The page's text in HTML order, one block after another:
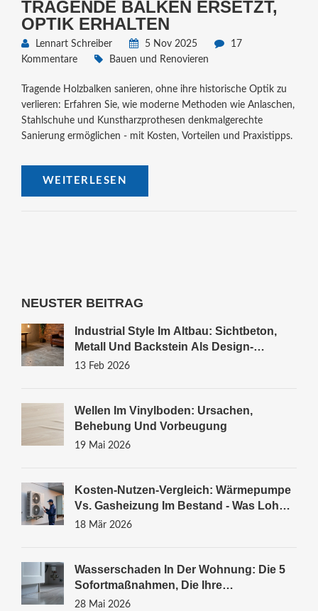
TRAGENDE BALKEN ERSETZT,
OPTIK ERHALTEN
Lennart Schreiber 5 Nov 2025
17
Kommentare
Bauen und Renovieren
Tragende Holzbalken sanieren, ohne ihre historische Optik zu
verlieren: Erfahren Sie, wie moderne Methoden wie Anlaschen,
Stahlschuhe und Kunstharzprothesen denkmalgerechte
Sanierung ermöglichen - mit Kosten, Vorteilen und Praxistipps.
WEITERLESEN
NEUSTER BEITRAG
Industrial Style Im Altbau: Sichtbeton,
Metall Und Backstein Als Design-
Elemente
13 Feb 2026
Wellen Im Vinylboden: Ursachen,
Behebung Und Vorbeugung
19 Mai 2026
Kosten-Nutzen-Vergleich: Wärmepumpe
Vs. Gasheizung Im Bestand - Was Lohnt
Sich 2026?
18 Mär 2026
Wasserschaden In Der Wohnung: Die 5
Sofortmaßnahmen, Die Ihre
Versicherung Zahlt
28 Mai 2026